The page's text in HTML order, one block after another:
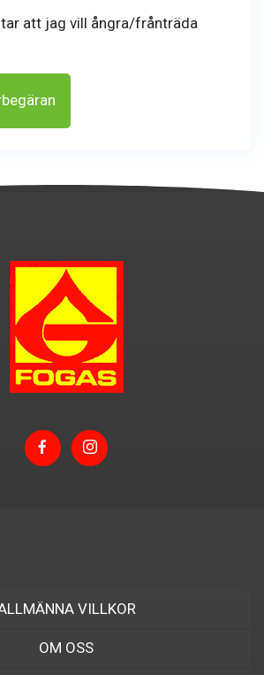
att jag vill ångra/frånträda
VILLKOR
OM OSS